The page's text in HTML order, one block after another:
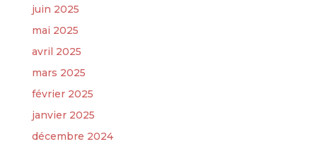
juin 2025
mai 2025
avril 2025
mars 2025
février 2025
janvier 2025
décembre 2024